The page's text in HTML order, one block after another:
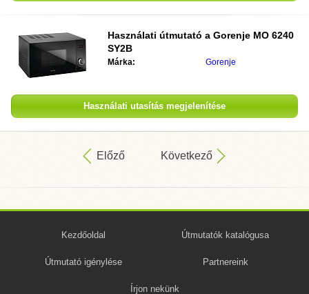
Használati útmutató a Gorenje MO 6240
SY2B
Márka: Gorenje
Használati utasítás megjelenítése
Előző Következő
Kezdőoldal Útmutatók katalógusa
Útmutató igénylése Partnereink
Írjon nekünk